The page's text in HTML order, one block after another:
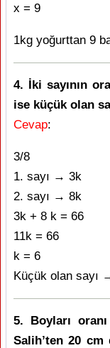
x = 9
1kg yoğurttan 9
4. İki sayının
ise küçük olan
Cevap:
3/8
1. sayı → 3k
2. sayı → 8k
3k + 8 k = 66
11k = 66
k = 6
Küçük olan sayı
5. Boyları
Salih’ten 20 cm